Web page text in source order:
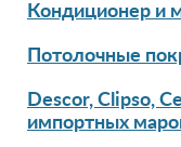
Кондиционер и
Потолочные
Descor, Clipso,
импортных